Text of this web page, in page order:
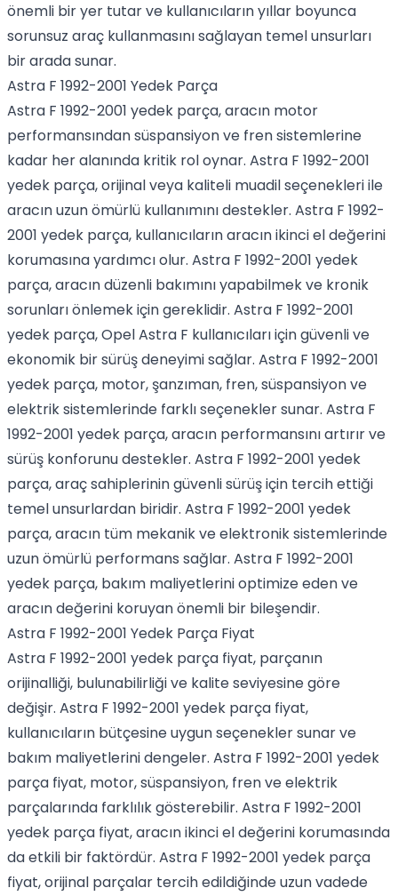
önemli bir yer tutar ve kullanıcıların yıllar boyunca
sorunsuz araç kullanmasını sağlayan temel unsurları
bir arada sunar.
Astra F 1992-2001 Yedek Parça
Astra F 1992-2001 yedek parça, aracın motor
performansından süspansiyon ve fren sistemlerine
kadar her alanında kritik rol oynar. Astra F 1992-2001
yedek parça, orijinal veya kaliteli muadil seçenekleri ile
aracın uzun ömürlü kullanımını destekler. Astra F 1992-
2001 yedek parça, kullanıcıların aracın ikinci el değerini
korumasına yardımcı olur. Astra F 1992-2001 yedek
parça, aracın düzenli bakımını yapabilmek ve kronik
sorunları önlemek için gereklidir. Astra F 1992-2001
yedek parça, Opel Astra F kullanıcıları için güvenli ve
ekonomik bir sürüş deneyimi sağlar. Astra F 1992-2001
yedek parça, motor, şanzıman, fren, süspansiyon ve
elektrik sistemlerinde farklı seçenekler sunar. Astra F
1992-2001 yedek parça, aracın performansını artırır ve
sürüş konforunu destekler. Astra F 1992-2001 yedek
parça, araç sahiplerinin güvenli sürüş için tercih ettiği
temel unsurlardan biridir. Astra F 1992-2001 yedek
parça, aracın tüm mekanik ve elektronik sistemlerinde
uzun ömürlü performans sağlar. Astra F 1992-2001
yedek parça, bakım maliyetlerini optimize eden ve
aracın değerini koruyan önemli bir bileşendir.
Astra F 1992-2001 Yedek Parça Fiyat
Astra F 1992-2001 yedek parça fiyat, parçanın
orijinalliği, bulunabilirliği ve kalite seviyesine göre
değişir. Astra F 1992-2001 yedek parça fiyat,
kullanıcıların bütçesine uygun seçenekler sunar ve
bakım maliyetlerini dengeler. Astra F 1992-2001 yedek
parça fiyat, motor, süspansiyon, fren ve elektrik
parçalarında farklılık gösterebilir. Astra F 1992-2001
yedek parça fiyat, aracın ikinci el değerini korumasında
da etkili bir faktördür. Astra F 1992-2001 yedek parça
fiyat, orijinal parçalar tercih edildiğinde uzun vadede